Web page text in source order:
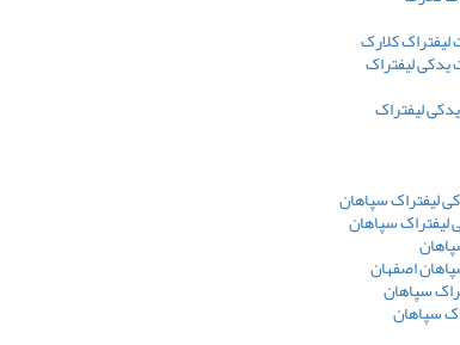
لیفتراک کلارک
یدکی لیفتراک
لیفتراک
لیفتراک سپاهان
سپاهان
اصفهان
سپاهان
سپاهان